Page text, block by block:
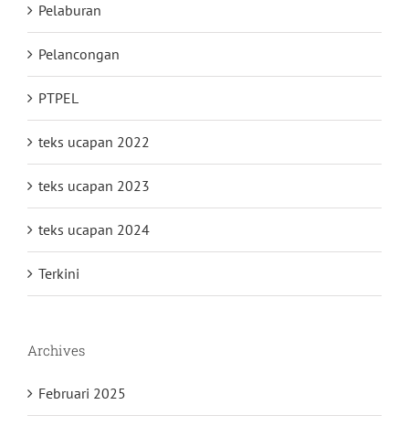
Pelaburan
Pelancongan
PTPEL
teks ucapan 2022
teks ucapan 2023
teks ucapan 2024
Terkini
Archives
Februari 2025